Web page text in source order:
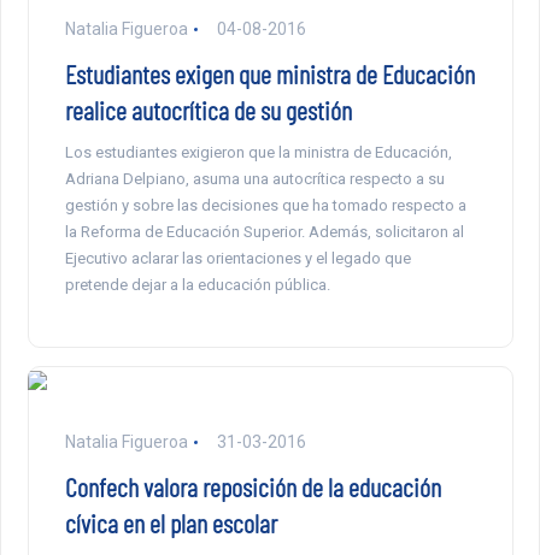
Natalia Figueroa 04-08-2016
Estudiantes exigen que ministra de Educación
realice autocrítica de su gestión
Los estudiantes exigieron que la ministra de Educación,
Adriana Delpiano, asuma una autocrítica respecto a su
gestión y sobre las decisiones que ha tomado respecto a
la Reforma de Educación Superior. Además, solicitaron al
Ejecutivo aclarar las orientaciones y el legado que
pretende dejar a la educación pública.
Natalia Figueroa 31-03-2016
Confech valora reposición de la educación
cívica en el plan escolar